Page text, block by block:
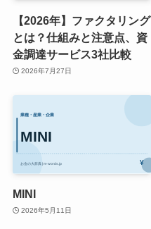
【2026年】ファクタリング
とは？仕組みと注意点、資
金調達サービス3社比較
2026年7月27日
MINI
2026年5月11日